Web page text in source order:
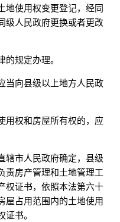
地使用权变更登记，经同
级人民政府更换或者更改
规定办理。
向县级以上地方人民政
用权和房屋所有权的，应
市人民政府确定，县级
责房产管理和土地管理工
权证书，依照本法第六十
屋占用范围内的土地使用
书。